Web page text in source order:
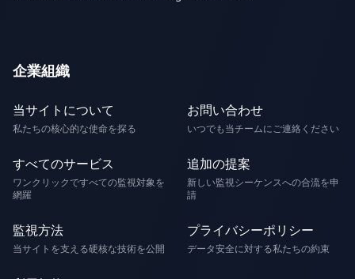
企業組織
当サイトについて
私たちの核心的な使命を探る
お問い合わせ
いつでも当チームにご連絡ください
すべてのサービス
ワンクリックですべての監視対象を
網羅
追加の提案
新しい監視シーケンスへの合流を申
請
監視方法
当サイトを支える硬核な技術を公開
プライバシーポリシー
データ安全に対する私たちの約束